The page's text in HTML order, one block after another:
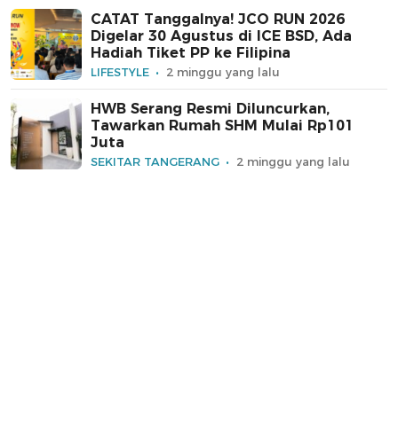
CATAT Tanggalnya! JCO RUN 2026
Digelar 30 Agustus di ICE BSD, Ada
Hadiah Tiket PP ke Filipina
LIFESTYLE 2 minggu yang lalu
HWB Serang Resmi Diluncurkan,
Tawarkan Rumah SHM Mulai Rp101
Juta
SEKITAR TANGERANG 2 minggu yang lalu